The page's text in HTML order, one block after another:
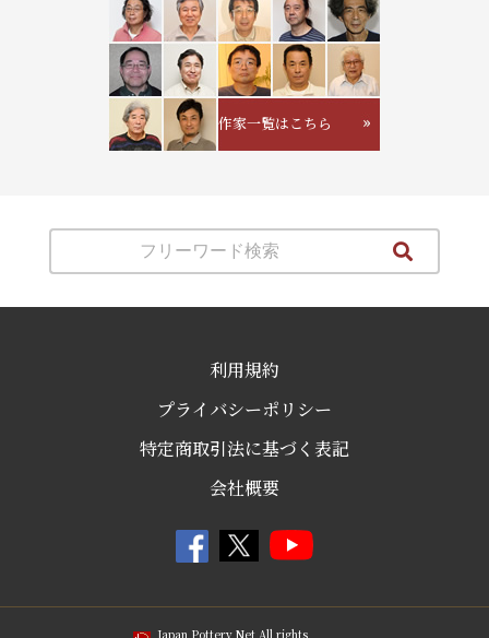
作家一覧はこちら
利用規約
プライバシーポリシー
特定商取引法に基づく表記
会社概要
Japan Pottery Net All rights